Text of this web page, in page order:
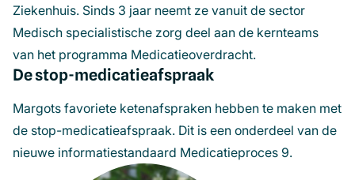
Ziekenhuis. Sinds 3 jaar neemt ze vanuit de sector
Medisch specialistische zorg deel aan de kernteams
van het programma Medicatieoverdracht.
De stop-medicatieafspraak
Margots favoriete ketenafspraken hebben te maken met
de stop-medicatieafspraak. Dit is een onderdeel van de
nieuwe informatiestandaard Medicatieproces 9.